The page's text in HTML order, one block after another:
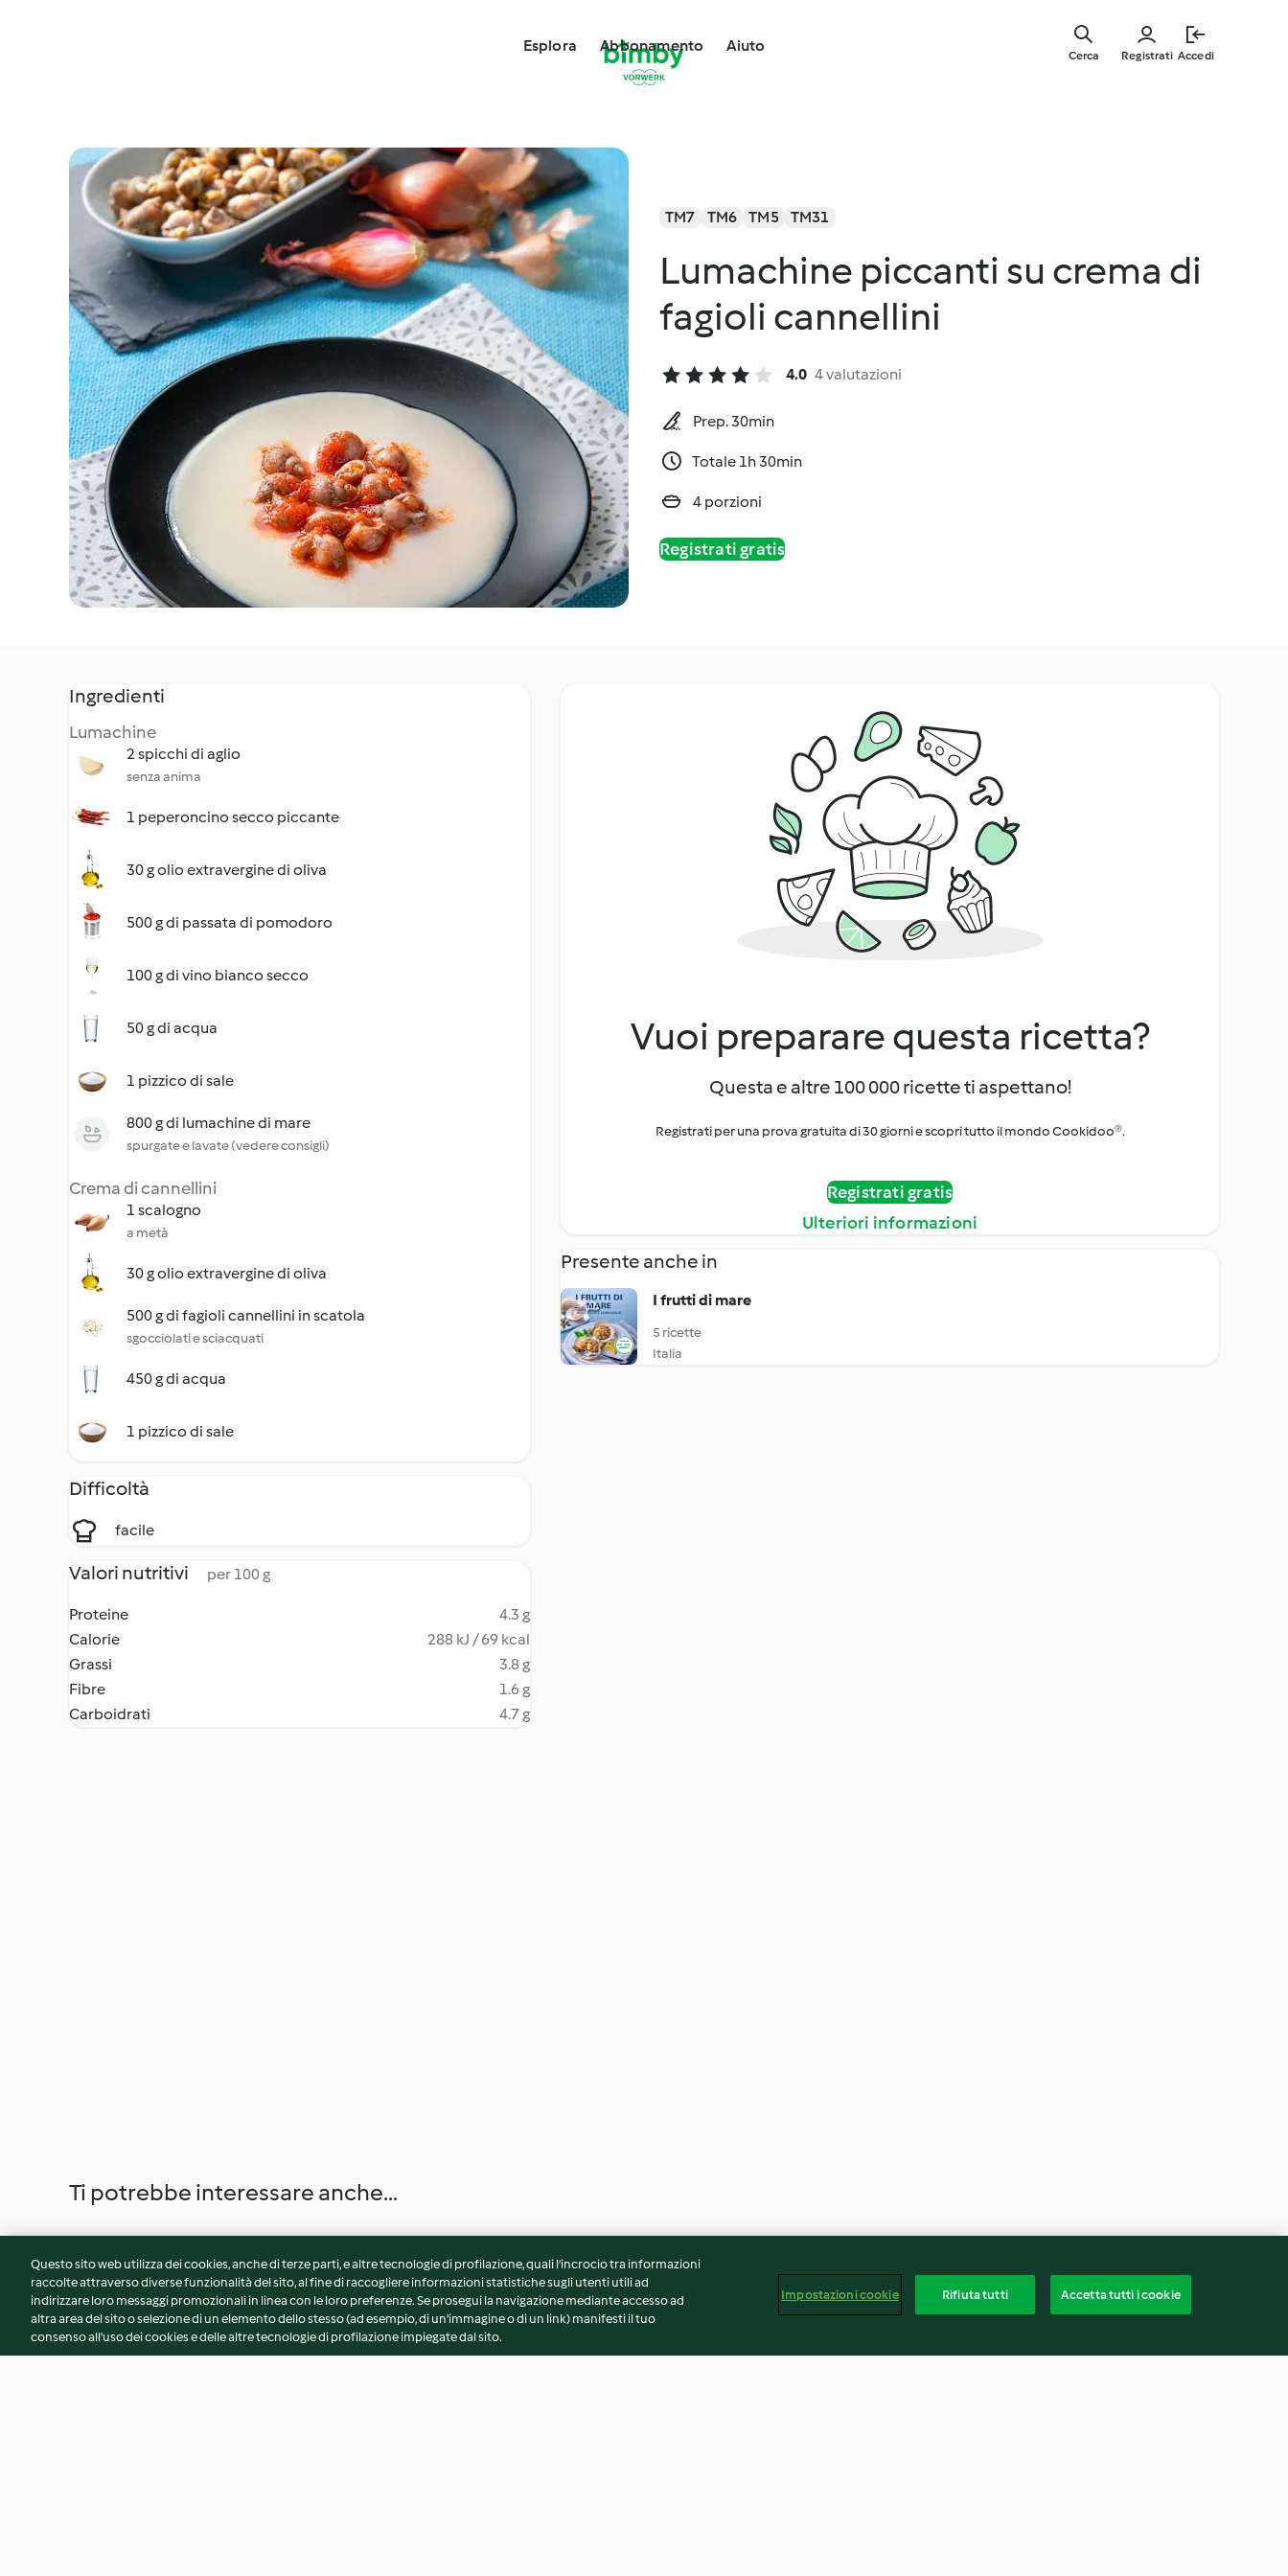
Esplora Abbonamento Aiuto
Registrati Accedi
Cerca
TM7 TM6 TM5 TM31
Lumachine piccanti su crema di
fagioli cannellini
4.0 4 valutazioni
Prep. 30min
Totale 1h 30min
4 porzioni
Registrati gratis
Ingredienti
Lumachine
2 spicchi di aglio
senza anima
1 peperoncino secco piccante
30 g olio extravergine di oliva
500 g di passata di pomodoro
100 g di vino bianco secco
50 g di acqua
1 pizzico di sale
800 g di lumachine di mare
spurgate e lavate (vedere consigli)
Crema di cannellini
1 scalogno
a metà
30 g olio extravergine di oliva
500 g di fagioli cannellini in scatola
sgocciolati e sciacquati
450 g di acqua
1 pizzico di sale
Difficoltà
facile
Valori nutritivi per 100 g
Proteine
4.3 g
Calorie
288 kJ / 69 kcal
Grassi
3.8 g
Fibre
1.6 g
Carboidrati
4.7 g
Vuoi preparare questa ricetta?
Questa e altre 100 000 ricette ti aspettano!
Registrati per una prova gratuita di 30 giorni e scopri tutto il mondo Cookidoo®.
Registrati gratis
Ulteriori informazioni
Presente anche in
I frutti di mare
5 ricette
Italia
Ti potrebbe interessare anche...
Questo sito web utilizza dei cookies, anche di terze parti, e altre tecnologie di profilazione, quali l’incrocio tra informazioni
raccolte attraverso diverse funzionalità del sito, al fine di raccogliere informazioni statistiche sugli utenti utili ad
indirizzare loro messaggi promozionali in linea con le loro preferenze. Se prosegui la navigazione mediante accesso ad
altra area del sito o selezione di un elemento dello stesso (ad esempio, di un'immagine o di un link) manifesti il tuo
consenso all'uso dei cookies e delle altre tecnologie di profilazione impiegate dal sito.
Impostazioni cookie Rifiuta tutti Accetta tutti i cookie